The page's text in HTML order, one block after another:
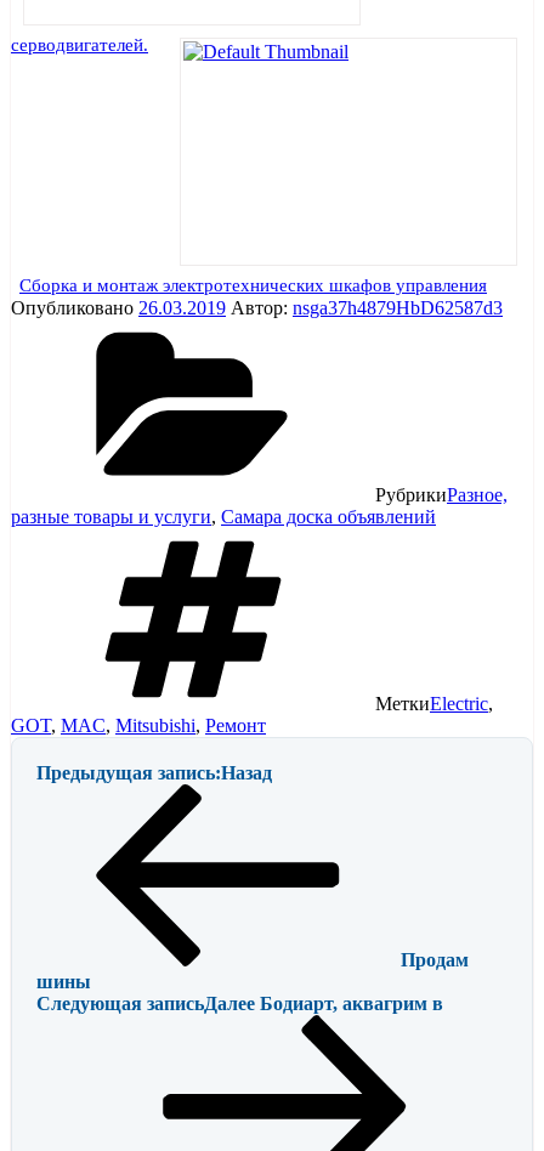
серводвигателей.
Сборка и монтаж электротехнических шкафов управления
Опубликовано 26.03.2019 Автор: nsga37h4879HbD62587d3
РубрикиРазное,
разные товары и услуги, Самара доска объявлений
МеткиElectric,
GOT, MAC, Mitsubishi, Ремонт
Предыдущая запись:Назад
Продам
шины
Следующая записьДалее Бодиарт, аквагрим в